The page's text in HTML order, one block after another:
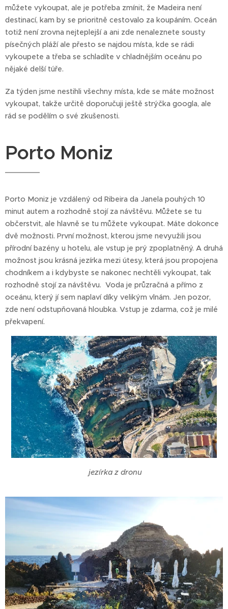
můžete vykoupat, ale je potřeba zmínit, že Madeira není
destinací, kam by se prioritně cestovalo za koupáním. Oceán
totiž není zrovna nejteplejší a ani zde nenaleznete sousty
písečných pláží ale přesto se najdou místa, kde se rádi
vykoupete a třeba se schladíte v chladnějším oceánu po
nějaké delší túře.
Za týden jsme nestihli všechny místa, kde se máte možnost
vykoupat, takže určitě doporučuji ještě strýčka googla, ale
rád se podělím o své zkušenosti.
Porto Moniz
Porto Moniz je vzdálený od Ribeira da Janela pouhých 10
minut autem a rozhodně stojí za návštěvu. Můžete se tu
občerstvit, ale hlavně se tu můžete vykoupat. Máte dokonce
dvě možnosti. První možnost, kterou jsme nevyužili jsou
přírodní bazény u hotelu, ale vstup je prý zpoplatněný. A druhá
možnost jsou krásná jezírka mezi útesy, která jsou propojena
chodníkem a i kdybyste se nakonec nechtěli vykoupat, tak
rozhodně stojí za návštěvu. Voda je průzračná a přímo z
oceánu, který jí sem naplaví díky velikým vlnám. Jen pozor,
zde není odstupňovaná hloubka. Vstup je zdarma, což je milé
překvapení.
jezírka z dronu